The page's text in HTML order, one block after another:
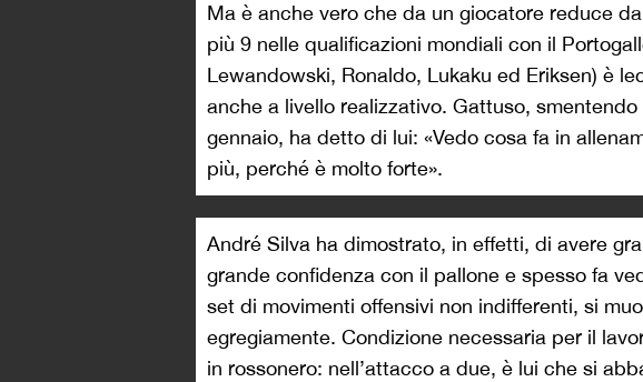
Ma è anche vero che da un giocatore reduce
più 9 nelle qualificazioni mondiali con il
Lewandowski, Ronaldo, Lukaku ed Eriksen) è
anche a livello realizzativo. Gattuso,
gennaio, ha detto di lui: «Vedo cosa fa in
più, perché è molto forte».
André Silva ha dimostrato, in effetti, di avere
grande confidenza con il pallone e spesso fa
set di movimenti offensivi non indifferenti, si
egregiamente. Condizione necessaria per il
in rossonero: nell’attacco a due, è lui che si